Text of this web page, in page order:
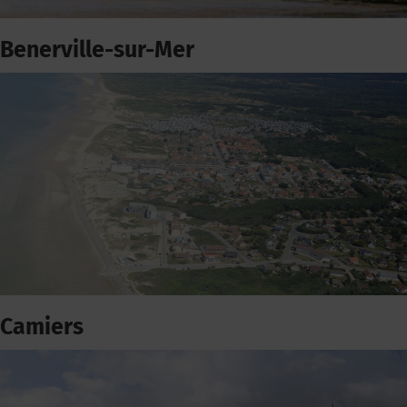
Benerville-sur-Mer
Camiers